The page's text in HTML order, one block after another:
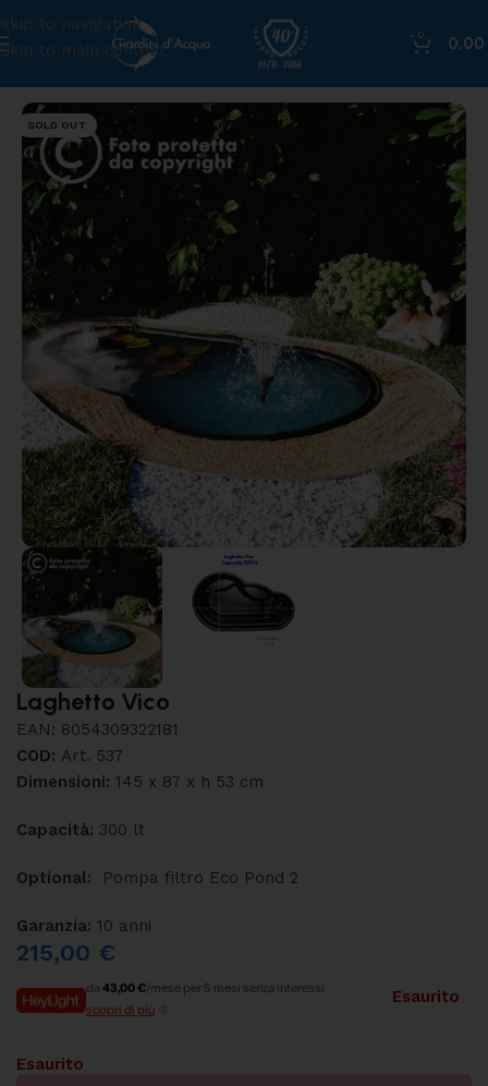
Skip to navigation
Skip to main content
0
0,00
SOLD OUT
Laghetto Vico
EAN: 8054309322181
COD: Art. 537
Dimensioni: 145 x 87 x h 53 cm
Capacità: 300 lt
Optional: Pompa filtro Eco Pond 2
Garanzia: 10 anni
215,00 €
da43,00 €/mese per 5 mesi senza interessi
scopri di più
Esaurito
Esaurito